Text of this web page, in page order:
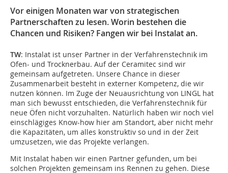
Vor einigen Monaten war von strategischen
Partnerschaften zu lesen. Worin bestehen die
Chancen und Risiken? Fangen wir bei Instalat an.
TW: Instalat ist unser Partner in der Verfahrenstechnik im
Ofen- und Trocknerbau. Auf der Ceramitec sind wir
gemeinsam aufgetreten. Unsere Chance in dieser
Zusammenarbeit besteht in externer Kompetenz, die wir
nutzen können. Im Zuge der Neuausrichtung von LINGL hat
man sich bewusst entschieden, die Verfahrenstechnik für
neue Öfen nicht vorzuhalten. Natürlich haben wir noch viel
einschlägiges Know-how hier am Standort, aber nicht mehr
die Kapazitäten, um alles konstruktiv so und in der Zeit
umzusetzen, wie das Projekte verlangen.
Mit Instalat haben wir einen Partner gefunden, um bei
solchen Projekten gemeinsam ins Rennen zu gehen. Diese